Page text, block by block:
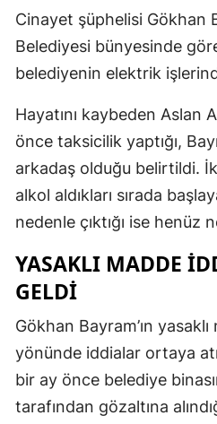
Cinayet şüphelisi Gökhan
Belediyesi bünyesinde
belediyenin elektrik
Hayatını kaybeden Aslan
önce taksicilik yaptığı,
arkadaş olduğu belirtildi.
alkol aldıkları sırada
nedenle çıktığı ise henüz
YASAKLI MADDE
GELDİ
Gökhan Bayram’ın yasaklı
yönünde iddialar ortaya
bir ay önce belediye
tarafından gözaltına